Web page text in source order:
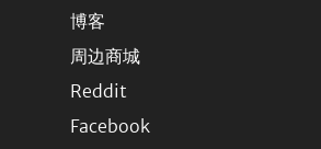
博客
周边商城
Reddit
Facebook